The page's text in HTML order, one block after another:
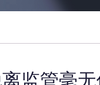
监管毫